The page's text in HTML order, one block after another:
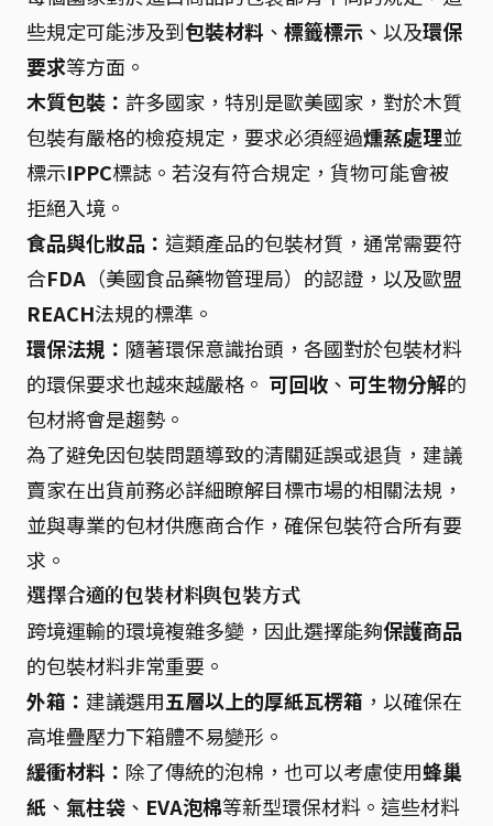
些規定可能涉及到包裝材料 、 標籤標示 、以及環保
要求等方面。
木質包裝： 許多國家，特別是歐美國家，對於木質
包裝有嚴格的檢疫規定，要求必須經過燻蒸處理並
標示IPPC標誌。若沒有符合規定，貨物可能會被
拒絕入境。
食品與化妝品： 這類產品的包裝材質，通常需要符
合FDA （美國食品藥物管理局）的認證，以及歐盟
REACH法規的標準。
環保法規： 隨著環保意識抬頭，各國對於包裝材料
的環保要求也越來越嚴格。 可回收 、 可生物分解的
包材將會是趨勢。
為了避免因包裝問題導致的清關延誤或退貨，建議
賣家在出貨前務必詳細瞭解目標市場的相關法規，
並與專業的包材供應商合作，確保包裝符合所有要
求。
選擇合適的包裝材料與包裝方式
跨境運輸的環境複雜多變，因此選擇能夠保護商品
的包裝材料非常重要。
外箱： 建議選用五層以上的厚紙瓦楞箱 ，以確保在
高堆疊壓力下箱體不易變形。
緩衝材料： 除了傳統的泡棉，也可以考慮使用蜂巢
紙 、 氣柱袋 、 EVA泡棉等新型環保材料。這些材料